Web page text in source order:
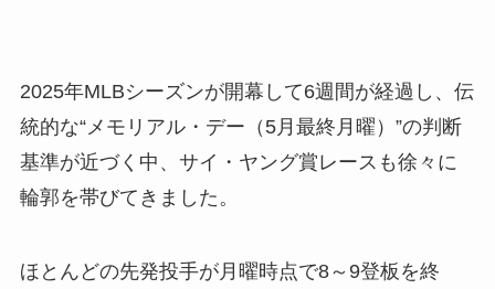
2025年MLBシーズンが開幕して6週間が経過し、伝
統的な“メモリアル・デー（5月最終月曜）”の判断
基準が近づく中、サイ・ヤング賞レースも徐々に
輪郭を帯びてきました。
ほとんどの先発投手が月曜時点で8～9登板を終